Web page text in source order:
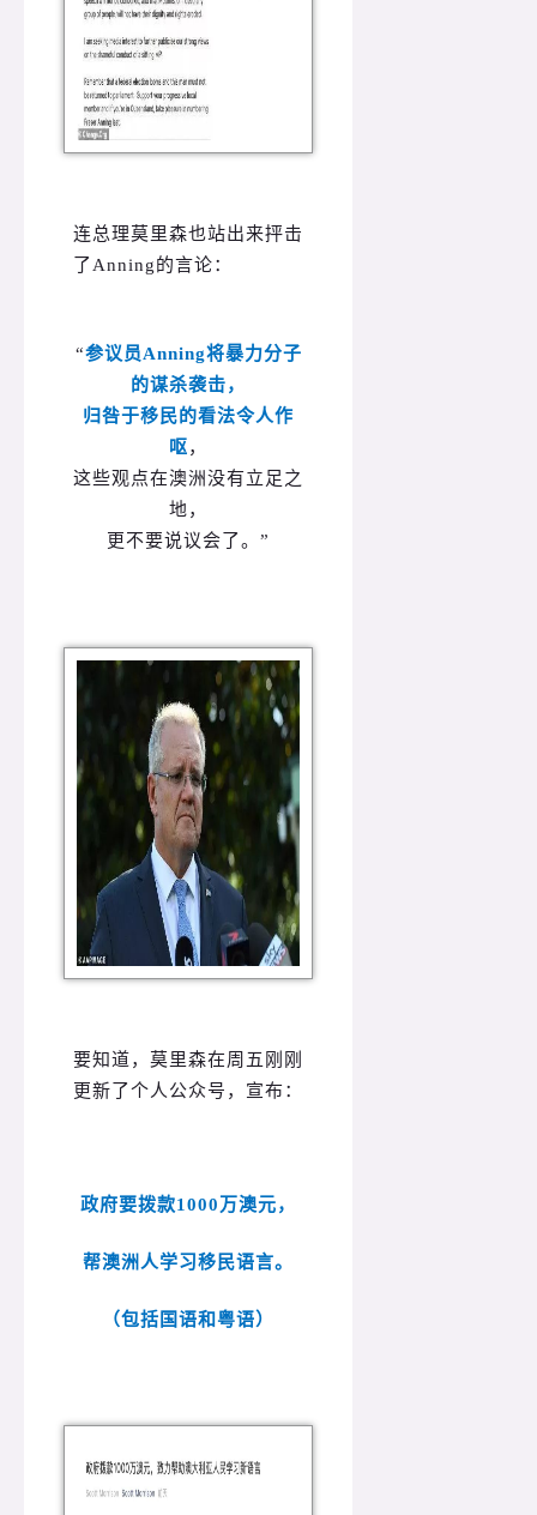
连总理莫里森也站出来抨击
了Anning的言论：
“参议员Anning将暴力分子
的谋杀袭击，
归咎于移民的看法令人作
呕，
这些观点在澳洲没有立足之
地，
更不要说议会了。”
要知道，莫里森在周五刚刚
更新了个人公众号，宣布：
政府要拨款1000万澳元，
帮澳洲人学习移民语言。
（包括国语和粤语）